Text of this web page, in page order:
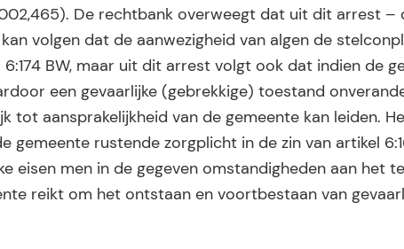
De rechtbank overweegt dat uit dit arrest –
volgen dat de aanwezigheid van algen de
BW, maar uit dit arrest volgt ook dat indien de
een gevaarlijke (gebrekkige) toestand
tot aansprakelijkheid van de gemeente kan leiden.
gemeente rustende zorgplicht in de zin van artikel
eisen men in de gegeven omstandigheden aan het
reikt om het ontstaan en voortbestaan van